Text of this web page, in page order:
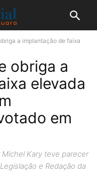
a implantação de faixa
obriga a
elevada
em
Kary teve parecer
e Redação da